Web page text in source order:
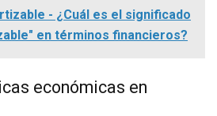
- ¿Cuál es el significado
en términos financieros?
económicas en